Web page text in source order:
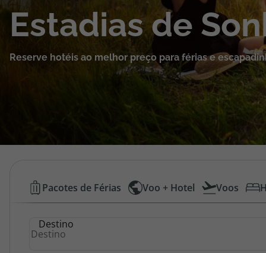
Cruzeiros
Promoções
Área de Cliente
Estadias de
Reserve hotéis ao melhor preço para férias e
Hotéis
Baratos
Pacotes de Férias Voo + Hotel Voos
Destino